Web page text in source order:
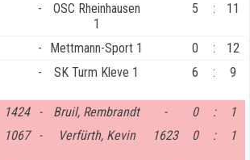
-
OSC Rheinhausen
1
5 : 11
- Mettmann-Sport 1 0 :
12
- SK Turm Kleve 1 6 : 9
1424 - Bruil, Rembrandt - 0 :
1
1067 - Verfürth, Kevin 1623 0 : 1